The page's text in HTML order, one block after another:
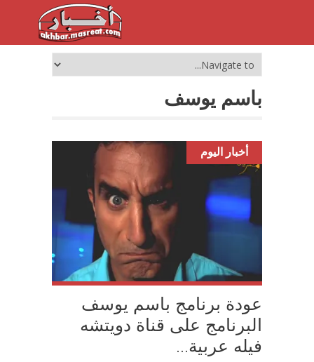
باسم يوسف
أخبار اليوم
عودة برنامج باسم يوسف
البرنامج على قناة دويتشه
فيله عربية...